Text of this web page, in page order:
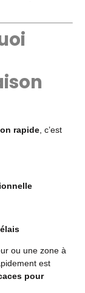
rapide, c’est
ou une zone à
est
pour